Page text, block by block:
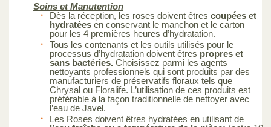
Soins et Manutention
Dès la réception, les roses doivent êtres coupées et
hydratées en conservant le manchon et le carton
pour les 4 premières heures d’hydratation.
Tous les contenants et les outils utilisés pour le
processus d’hydratation doivent êtres propres et
sans bactéries. Choisissez parmi les agents
nettoyants professionnels qui sont produits par des
manufacturiers de préservatifs floraux tels que
Chrysal ou Floralife. L’utilisation de ces produits est
préférable à la façon traditionnelle de nettoyer avec
l’eau de Javel.
Les Roses doivent êtres hydratées en utilisant de